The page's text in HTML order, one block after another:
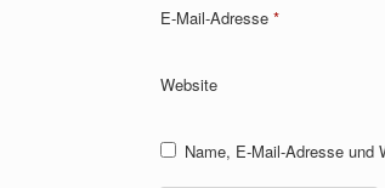
E-Mail-Adresse *
Website
Name, E-Mail-Adresse und